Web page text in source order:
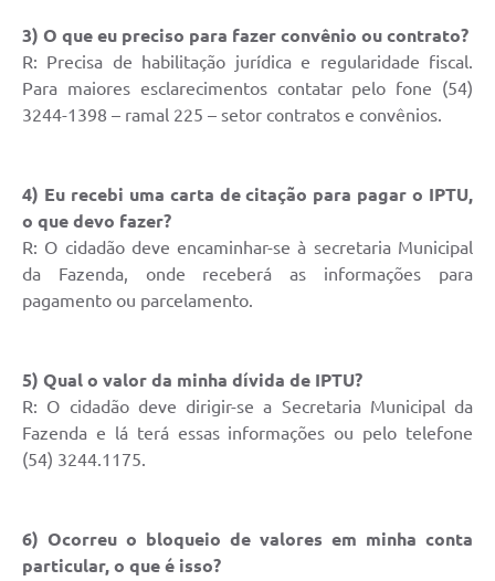
Lei Geral de Proteção de dados - LGPD
Acesso à Informação
Valores Terra Nua-VTN
Plano de Saneamento
Combate ao Coronavírus
Publicações Legais
UERGS - Universidade Estadual do RS
3) O que eu preciso para fazer convênio ou contrato?
R: Precisa de habilitação jurídica e regularidade fiscal.
Para maiores esclarecimentos contatar pelo fone (54)
3244-1398 – ramal 225 – setor contratos e convênios.
4) Eu recebi uma carta de citação para pagar o IPTU,
o que devo fazer?
R: O cidadão deve encaminhar-se à secretaria Municipal
da Fazenda, onde receberá as informações para
pagamento ou parcelamento.
5) Qual o valor da minha dívida de IPTU?
R: O cidadão deve dirigir-se a Secretaria Municipal da
Fazenda e lá terá essas informações ou pelo telefone
(54) 3244.1175.
6) Ocorreu o bloqueio de valores em minha conta
particular, o que é isso?